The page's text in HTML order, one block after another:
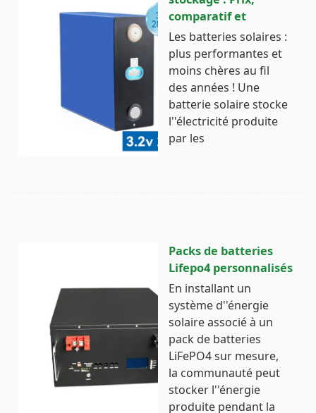
comparatif et
Les batteries solaires :
plus performantes et
moins chères au fil
des années ! Une
batterie solaire stocke
l''électricité produite
par les
Packs de batteries
Lifepo4 personnalisés
En installant un
système d''énergie
solaire associé à un
pack de batteries
LiFePO4 sur mesure,
la communauté peut
stocker l''énergie
produite pendant la